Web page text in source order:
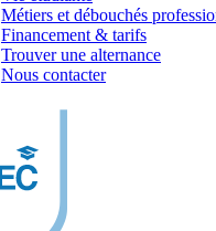
Métiers et débouchés
Financement & tarifs
Trouver une alternance
Nous contacter